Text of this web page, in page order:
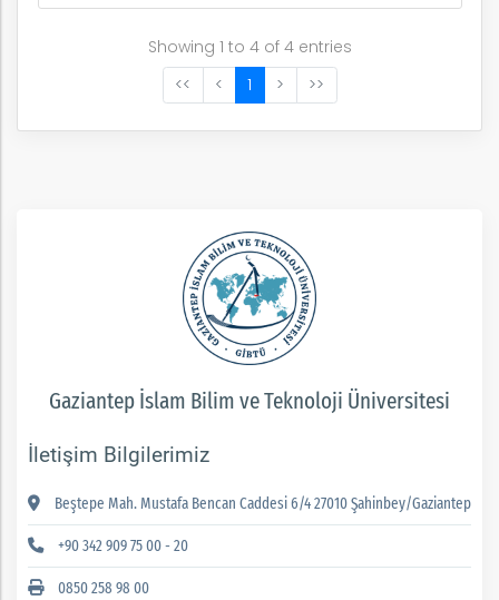
Showing 1 to 4 of 4 entries
<<
< 1 > >>
Gaziantep İslam Bilim ve Teknoloji Üniversitesi
İletişim Bilgilerimiz
Beştepe Mah. Mustafa Bencan Caddesi 6/4 27010 Şahinbey/Gaziantep
+90 342 909 75 00 - 20
0850 258 98 00